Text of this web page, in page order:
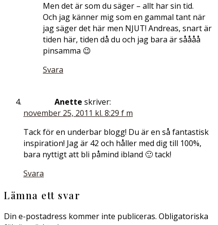
Men det är som du säger – allt har sin tid.
Och jag känner mig som en gammal tant när
jag säger det här men NJUT! Andreas, snart är
tiden här, tiden då du och jag bara är såååå
pinsamma 😉
Svara
Anette skriver:
november 25, 2011 kl. 8:29 f m
Tack för en underbar blogg! Du är en så fantastisk
inspiration! Jag är 42 och håller med dig till 100%,
bara nyttigt att bli påmind ibland 🙂 tack!
Svara
Lämna ett svar
Din e-postadress kommer inte publiceras. Obligatoriska